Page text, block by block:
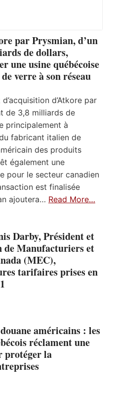
par Prysmian, d’un
de dollars,
une usine québécoise
verre à son réseau
d’Atkore par
de 3,8 milliards de
principalement à
fabricant italien de
des produits
également une
pour le secteur canadien
est finalisée
ajoutera… Read More…
Darby, Président et
de Manufacturiers et
(MEC),
tarifaires prises en
américains : les
réclament une
protéger la